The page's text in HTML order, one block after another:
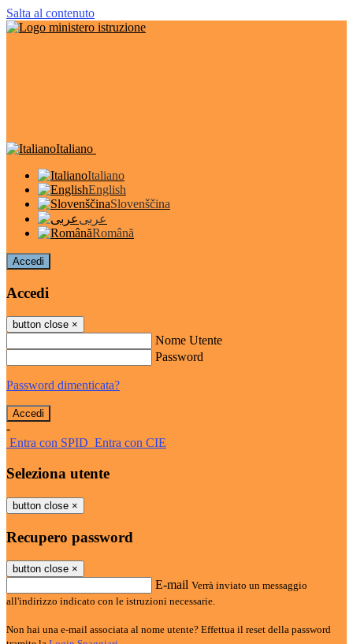
Salta al contenuto
Italiano
Italiano
English
Slovenščina
عربى
Română
Accedi
Accedi
button close ×
Nome Utente
Password
Password dimenticata?
-
Entra con SPID Entra con CIE
Seleziona utente
button close ×
Recupero password
button close ×
E-mail Verrà inviato un messaggio
all'indirizzo indicato con le istruzioni necessarie.
Non hai una e-mail associata al nome utente? Effettua il reset della password